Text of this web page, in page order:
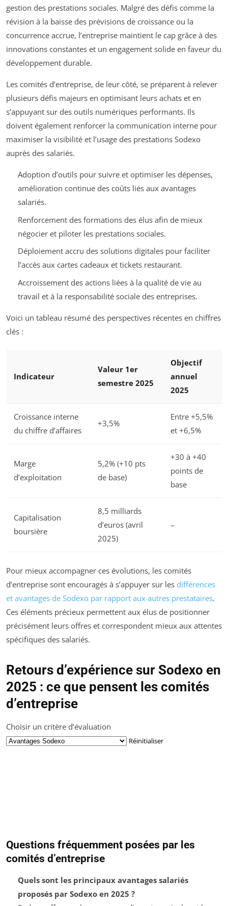
gestion des prestations sociales. Malgré des défis comme la
révision à la baisse des prévisions de croissance ou la
concurrence accrue, l’entreprise maintient le cap grâce à des
innovations constantes et un engagement solide en faveur du
développement durable.
Les comités d’entreprise, de leur côté, se préparent à relever
plusieurs défis majeurs en optimisant leurs achats et en
s’appuyant sur des outils numériques performants. Ils
doivent également renforcer la communication interne pour
maximiser la visibilité et l’usage des prestations Sodexo
auprès des salariés.
Adoption d’outils pour suivre et optimiser les dépenses,
amélioration continue des coûts liés aux avantages
salariés.
Renforcement des formations des élus afin de mieux
négocier et piloter les prestations sociales.
Déploiement accru des solutions digitales pour faciliter
l’accès aux cartes cadeaux et tickets restaurant.
Accroissement des actions liées à la qualité de vie au
travail et à la responsabilité sociale des entreprises.
Voici un tableau résumé des perspectives récentes en chiffres
clés :
Indicateur
Valeur 1er
semestre 2025
Objectif
annuel
2025
Croissance interne
du chiffre d’affaires
+3,5%
Entre +5,5%
et +6,5%
Marge
d’exploitation
5,2% (+10 pts
de base)
+30 à +40
points de
base
Capitalisation
boursière
8,5 milliards
d’euros (avril
2025)
–
Pour mieux accompagner ces évolutions, les comités
d’entreprise sont encouragés à s’appuyer sur les différences
et avantages de Sodexo par rapport aux autres prestataires.
Ces éléments précieux permettent aux élus de positionner
précisément leurs offres et correspondent mieux aux attentes
spécifiques des salariés.
Retours d’expérience sur Sodexo en
2025 : ce que pensent les comités
d’entreprise
Choisir un critère d’évaluation
Réinitialiser
Questions fréquemment posées par les
comités d’entreprise
Quels sont les principaux avantages salariés
proposés par Sodexo en 2025 ?